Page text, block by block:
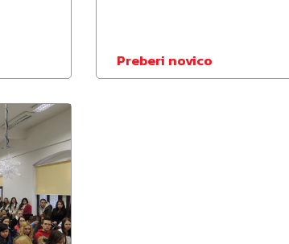
Preberi novico